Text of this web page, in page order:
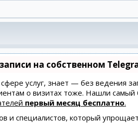
на собственном
услуг, знает — без ведения
о визитах тоже. Нашли
первый месяц бесплатно.
и специалистов, который